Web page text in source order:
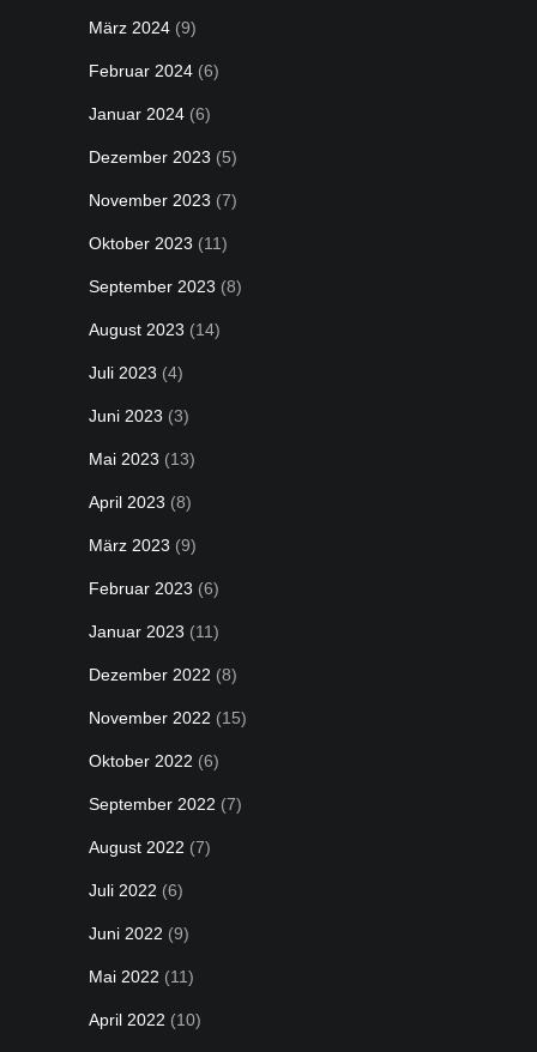
März 2024 (9)
Februar 2024 (6)
Januar 2024 (6)
Dezember 2023 (5)
November 2023 (7)
Oktober 2023 (11)
September 2023 (8)
August 2023 (14)
Juli 2023 (4)
Juni 2023 (3)
Mai 2023 (13)
April 2023 (8)
März 2023 (9)
Februar 2023 (6)
Januar 2023 (11)
Dezember 2022 (8)
November 2022 (15)
Oktober 2022 (6)
September 2022 (7)
August 2022 (7)
Juli 2022 (6)
Juni 2022 (9)
Mai 2022 (11)
April 2022 (10)